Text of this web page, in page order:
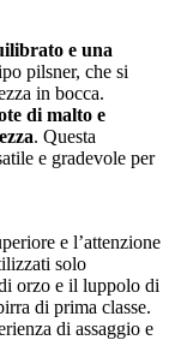
e una
pilsner, che si
in bocca.
di malto e
. Questa
e gradevole per
e l’attenzione
solo
orzo e il luppolo di
di prima classe.
di assaggio e